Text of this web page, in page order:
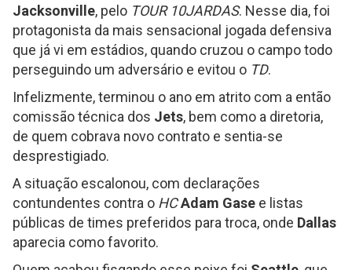
Jacksonville, pelo TOUR 10JARDAS. Nesse dia, foi
protagonista da mais sensacional jogada defensiva
que já vi em estádios, quando cruzou o campo todo
perseguindo um adversário e evitou o TD.
Infelizmente, terminou o ano em atrito com a então
comissão técnica dos Jets, bem como a diretoria,
de quem cobrava novo contrato e sentia-se
desprestigiado.
A situação escalonou, com declarações
contundentes contra o HCAdam Gase e listas
públicas de times preferidos para troca, onde Dallas
aparecia como favorito.